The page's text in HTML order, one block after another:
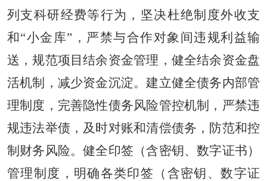
列支科研经费等行为，坚决杜绝制度外收支
和“小金库”，严禁与合作对象间违规利益输
送，规范项目结余资金管理，健全结余资金盘
活机制，减少资金沉淀。建立健全债务内部管
理制度，完善隐性债务风险管控机制，严禁违
规违法举债，及时对账和清偿债务，防范和控
制财务风险。健全印签（含密钥、数字证书）
管理制度，明确各类印签（含密钥、数字证